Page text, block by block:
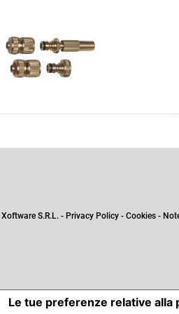
Xoftware S.R.L. - Privacy Policy - Cookies -
Le tue preferenze relative alla